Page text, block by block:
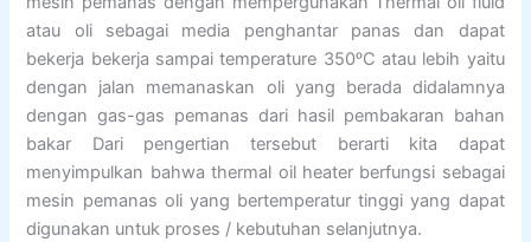
atau oli sebagai media penghantar panas dan dapat
bekerja bekerja sampai temperature 350ᵒC atau lebih yaitu
dengan jalan memanaskan oli yang berada didalamnya
dengan gas-gas pemanas dari hasil pembakaran bahan
bakar Dari pengertian tersebut berarti kita dapat
menyimpulkan bahwa thermal oil heater berfungsi sebagai
mesin pemanas oli yang bertemperatur tinggi yang dapat
digunakan untuk proses / kebutuhan selanjutnya.